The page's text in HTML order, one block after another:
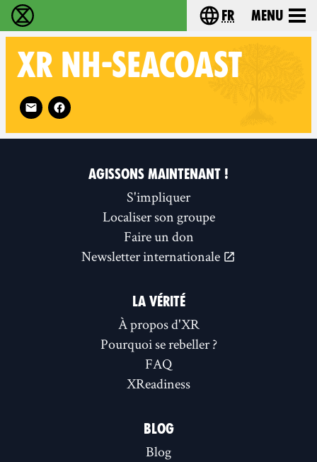
Extinction Rebellion - Home Choisissez votre
fr Menu
XR NH-SEACOAST
Follow XR NH-Seacoast on
AGISSONS MAINTENANT !
S'impliquer
Localiser son groupe
Faire un don
Newsletter internationale
LA VÉRITÉ
À propos d'XR
Pourquoi se rebeller ?
FAQ
XReadiness
BLOG
Blog